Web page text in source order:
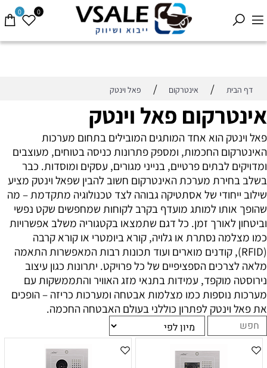
0 0
דף הבית / אינטרקום / פאל וינטק
אינטרקום פאל וינטק
פאל וינטק הוא אחד המותגים המובילים בתחום מערכות
האינטרקום החכמות, ומספק פתרונות כניסה בטוחים, מעוצבים
ומדויקים לבתים פרטיים, בנייני מגורים, עסקים ומוסדות. כבר
בשלב בחירת מערכת האינטרקום חשוב להבין שפאל וינטק מציע
שילוב ייחודי של אסתטיקה גבוהה לצד טכנולוגיה מתקדמת – מה
שהופך אותו למותג מועדף בקרב לקוחות שמחפשים שקט נפשי
וביטחון לאורך זמן. כל דגם שתמצאו בקטגוריה משלב אפשרויות
כמו מצלמה נסתרת או גלויה, קורא ביומטרי או קורא קרבה
(RFID), קודנים מוארים ועוד תכונות רבות המאפשרות התאמה
מלאה לצרכים הספציפיים של כל פרויקט. יתרונות כגון עיצוב
נירוסטה מוקפד, עמידות בתנאי מזג האוויר והתממשקות עם
מערכות נוספות כמו מצלמות אבטחה ומערכות כריזה – הופכים
את פאל וינטק לפתרון כוללני בעולם האבטחה החכמה.